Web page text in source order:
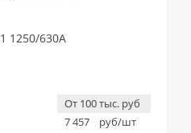
1250/630А
От 100 тыс. руб
7 457
руб/шт